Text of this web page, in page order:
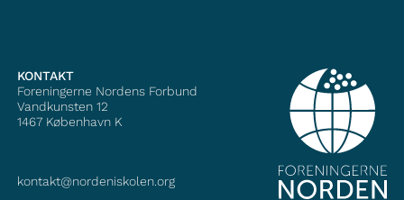
KONTAKT
Foreningerne Nordens Forbund
Vandkunsten 12
1467 København K
kontakt@nordeniskolen.org